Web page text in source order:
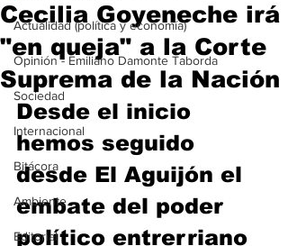
Actualidad (política y economía)
Opinión - Emiliano Damonte Taborda
Sociedad
Internacional
Bitácora
Ambiente
Editorial
Cecilia Goyeneche irá
"en queja" a la Corte
Suprema de la Nación
Desde el inicio
hemos seguido
desde El Aguijón el
embate del poder
político entrerriano